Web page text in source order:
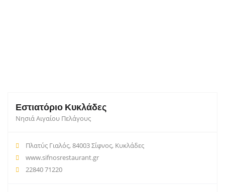
Εστιατόριο Κυκλάδες
Νησιά Αιγαίου Πελάγους
Πλατύς Γιαλός, 84003 Σίφνος, Κυκλάδες
www.sifnosrestaurant.gr
22840 71220